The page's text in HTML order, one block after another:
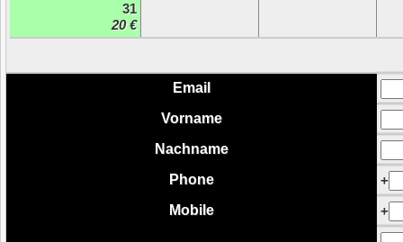
31
20 €
Email
Vorname
Nachname
Phone
+
Mobile
+